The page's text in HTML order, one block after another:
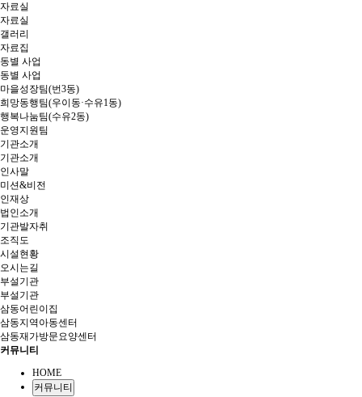
자료실
자료실
갤러리
자료집
동별 사업
동별 사업
마을성장팀(번3동)
희망동행팀(우이동·수유1동)
행복나눔팀(수유2동)
운영지원팀
기관소개
기관소개
인사말
미션&비전
인재상
법인소개
기관발자취
조직도
시설현황
오시는길
부설기관
부설기관
삼동어린이집
삼동지역아동센터
삼동재가방문요양센터
커뮤니티
HOME
커뮤니티